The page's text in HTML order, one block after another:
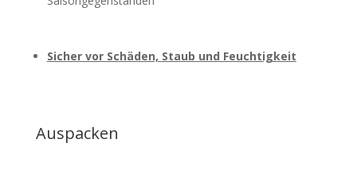
Sicher vor Schäden, Staub und Feuchtigkeit
Auspacken